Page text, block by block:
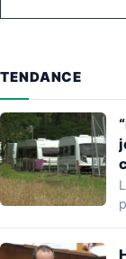
TENDANCE